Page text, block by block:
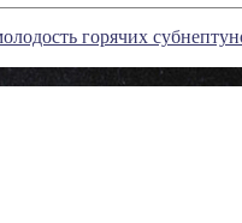
горячих